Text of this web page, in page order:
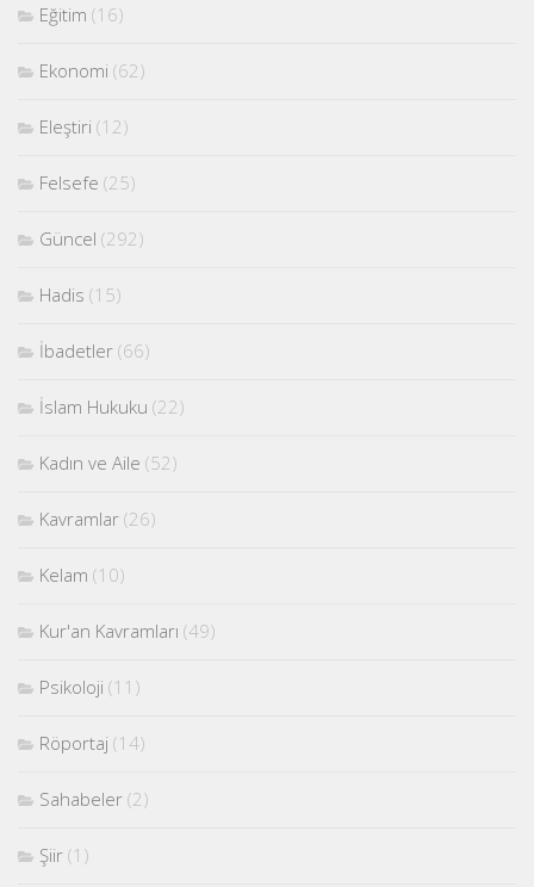
Eğitim (16)
Ekonomi (62)
Eleştiri (12)
Felsefe (25)
Güncel (292)
Hadis (15)
İbadetler (66)
İslam Hukuku (22)
Kadın ve Aile (52)
Kavramlar (26)
Kelam (10)
Kur'an Kavramları (49)
Psikoloji (11)
Röportaj (14)
Sahabeler (2)
Şiir (1)